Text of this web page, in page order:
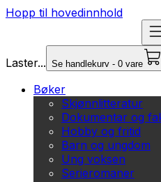
Hopp til hovedinnhold
Laster... Se handlekurv - 0 vare
Bøker
Skjønnlitteratur
Dokumentar og
Hobby og fritid
Barn og ungdom
Ung voksen
Serieromaner